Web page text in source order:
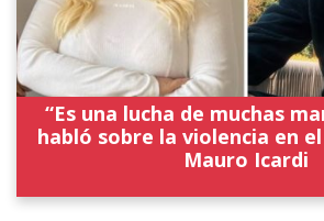
“Es una lucha de muchas
habló sobre la violencia en
Mauro Icardi